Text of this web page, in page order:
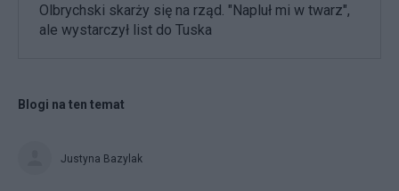
Olbrychski skarży się na rząd. "Napluł mi w twarz",
ale wystarczył list do Tuska
Blogi na ten temat
Justyna Bazylak